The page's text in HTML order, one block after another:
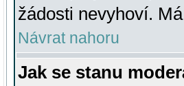
žádosti nevyhoví.
Návrat nahoru
Jak se stanu